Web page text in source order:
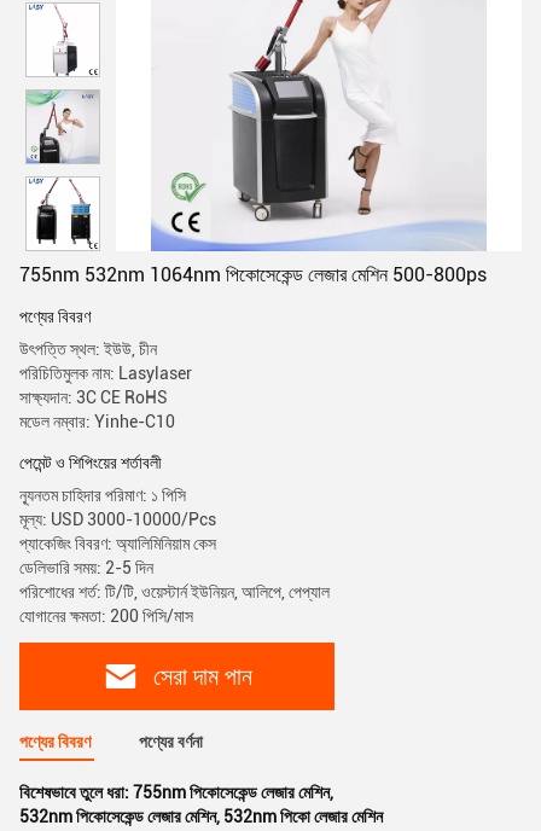
755nm 532nm 1064nm পিকোসেকেন্ড লেজার মেশিন 500-800ps
পণ্যের বিবরণ
উৎপত্তি স্থল: ইউউ, চীন
পরিচিতিমুলক নাম: Lasylaser
সাক্ষ্যদান: 3C CE RoHS
মডেল নম্বার: Yinhe-C10
পেমেন্ট ও শিপিংয়ের শর্তাবলী
ন্যূনতম চাহিদার পরিমাণ: ১ পিসি
মূল্য: USD 3000-10000/Pcs
প্যাকেজিং বিবরণ: অ্যালিমিনিয়াম কেস
ডেলিভারি সময়: 2-5 দিন
পরিশোধের শর্ত: টি/টি, ওয়েস্টার্ন ইউনিয়ন, আলিপে, পেপ্যাল
যোগানের ক্ষমতা: 200 পিসি/মাস
সেরা দাম পান
পণ্যের বিবরণ পণ্যের বর্ণনা
বিশেষভাবে তুলে ধরা: 755nm পিকোসেকেন্ড লেজার মেশিন,
532nm পিকোসেকেন্ড লেজার মেশিন, 532nm পিকো লেজার মেশিন